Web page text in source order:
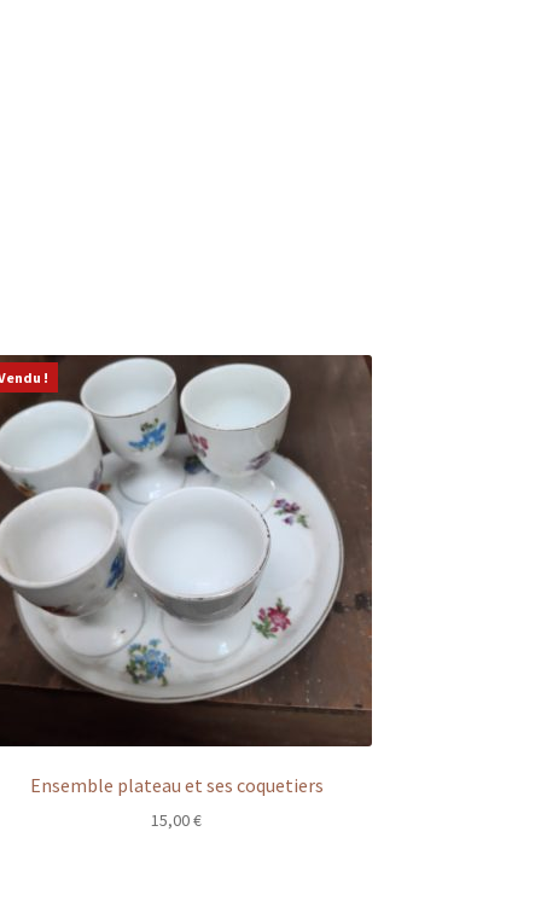
!
Ensemble plateau et ses coquetiers
15,00€